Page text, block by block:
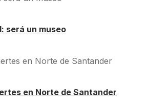
será un museo
en Norte de Santander